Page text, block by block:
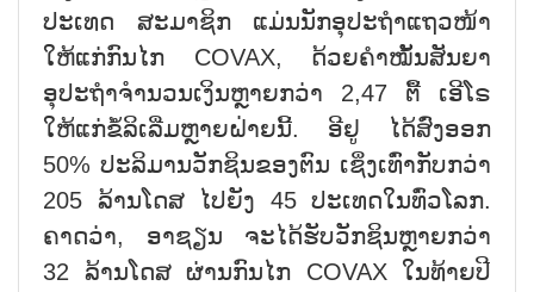
ປະເທດ ສະມາຊິກ ແມ່ນນັກອຸປະຖຳແຖວໜ້າ
ໃຫ້ແກ່ກົນໄກ COVAX, ດ້ວຍຄຳໝັ້ນສັນຍາ
ອຸປະຖຳຈຳນວນເງິນຫຼາຍກວ່າ 2,47 ຕື້ ເອີໂຣ
ໃຫ້ແກ່ຂໍ້ລິເລີ່ມຫຼາຍຝ່າຍນີ້. ອີຢູ ໄດ້ສົ່ງອອກ
50% ປະລິມານວັກຊິນຂອງຕົນ ເຊິ່ງເທົ່າກັບກວ່າ
205 ລ້ານໂດສ ໄປຍັງ 45 ປະເທດໃນທົ່ວໂລກ.
ຄາດວ່າ, ອາຊຽນ ຈະໄດ້ຮັບວັກຊິນຫຼາຍກວ່າ
32 ລ້ານໂດສ ຜ່ານກົນໄກ COVAX ໃນທ້າຍປີ